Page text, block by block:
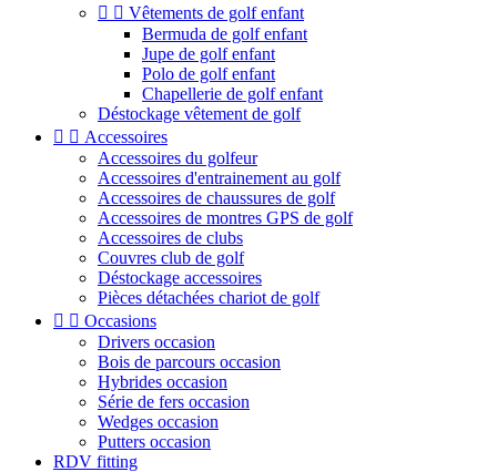
  Vêtements de golf enfant
Bermuda de golf enfant
Jupe de golf enfant
Polo de golf enfant
Chapellerie de golf enfant
Déstockage vêtement de golf
  Accessoires
Accessoires du golfeur
Accessoires d'entrainement au golf
Accessoires de chaussures de golf
Accessoires de montres GPS de golf
Accessoires de clubs
Couvres club de golf
Déstockage accessoires
Pièces détachées chariot de golf
  Occasions
Drivers occasion
Bois de parcours occasion
Hybrides occasion
Série de fers occasion
Wedges occasion
Putters occasion
RDV fitting